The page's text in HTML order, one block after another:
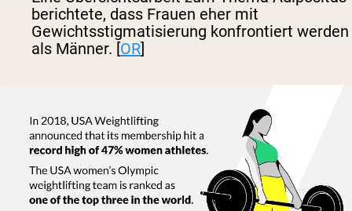
berichtete, dass Frauen eher mit
Gewichtsstigmatisierung konfrontiert werden
als Männer. [OR]